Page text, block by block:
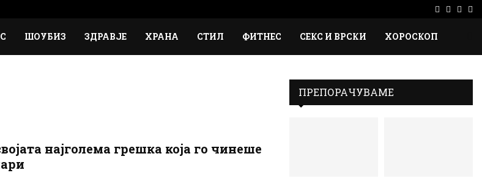
Facebook
ШОУБИЗ ЗДРАВЈЕ ХРАНА СТИЛ ФИТНЕС СЕКС И ВРСКИ ХОРОСКОП
најголема грешка која го чинеше
ПРЕПОРАЧУВАМЕ